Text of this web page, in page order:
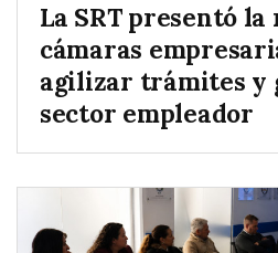
La SRT presentó la
cámaras
agilizar trámites y
sector empleador